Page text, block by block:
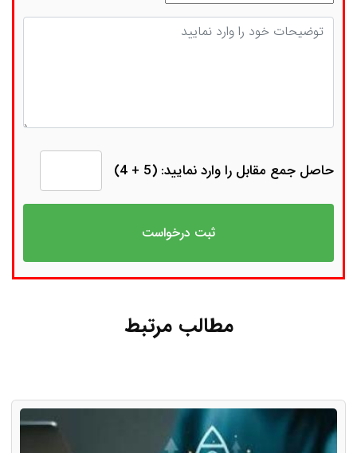
توضیحات
حاصل جمع مقابل را وارد نمایید: (5 + 4)
مطالب مرتبط